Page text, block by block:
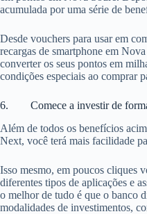
acumulada por uma série de
Desde vouchers para usar em
recargas de smartphone em
converter os seus pontos em
condições especiais ao comprar
6. Comece a investir de
Além de todos os benefícios
Next, você terá mais facilidade
Isso mesmo, em poucos cliques
diferentes tipos de aplicações e
o melhor de tudo é que o banco
modalidades de investimentos,